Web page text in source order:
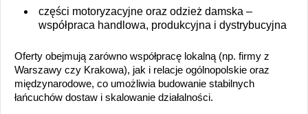
części motoryzacyjne oraz odzież damska –
współpraca handlowa, produkcyjna i dystrybucyjna
Oferty obejmują zarówno współpracę lokalną (np. firmy z
Warszawy czy Krakowa), jak i relacje ogólnopolskie oraz
międzynarodowe, co umożliwia budowanie stabilnych
łańcuchów dostaw i skalowanie działalności.